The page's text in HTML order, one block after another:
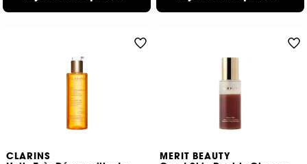
CLARINS
MERIT BEAUTY